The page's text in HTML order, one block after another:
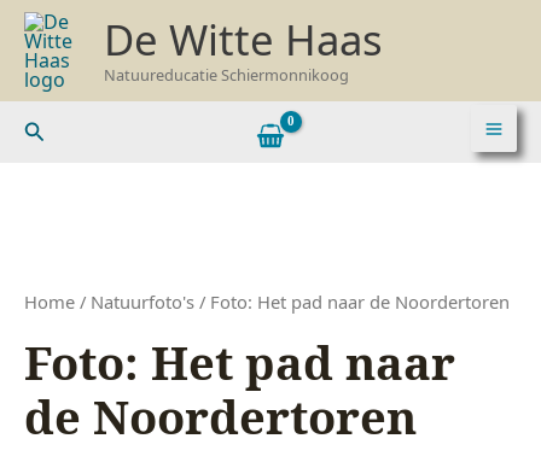
naar
inhoud
De Witte Haas
Natuureducatie Schiermonnikoog
Zoeken
Home / Natuurfoto's / Foto: Het pad naar de Noordertoren
Foto: Het pad naar
de Noordertoren
naar
Noordertoren
aantal